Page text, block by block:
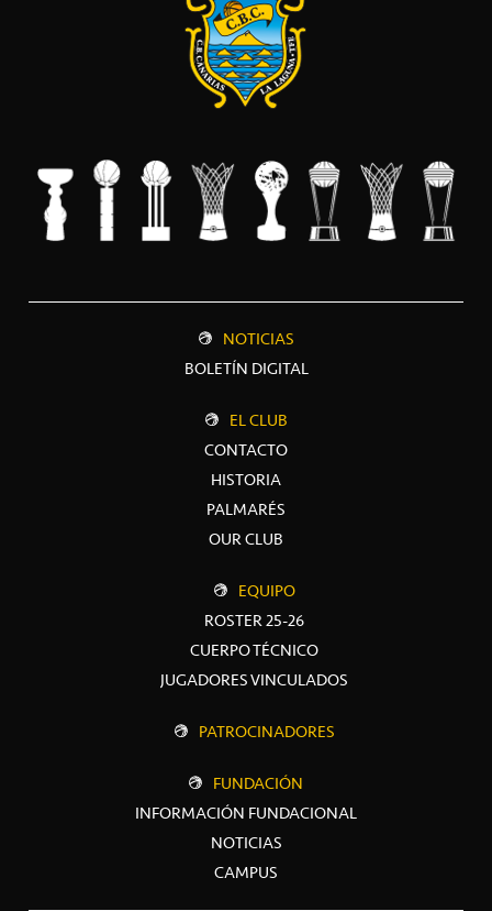
NOTICIAS
BOLETÍN DIGITAL
EL CLUB
CONTACTO
HISTORIA
PALMARÉS
OUR CLUB
EQUIPO
ROSTER 25-26
CUERPO TÉCNICO
JUGADORES VINCULADOS
PATROCINADORES
FUNDACIÓN
INFORMACIÓN FUNDACIONAL
NOTICIAS
CAMPUS